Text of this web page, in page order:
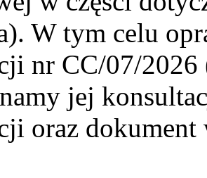
W tym celu
nr CC/07/
jej
oraz